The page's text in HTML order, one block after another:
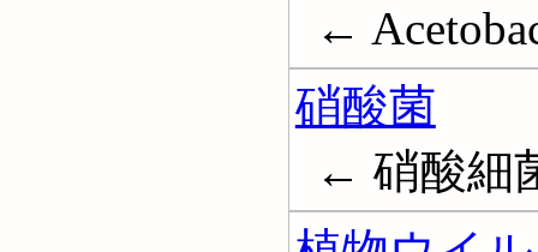
←
硝酸菌
← 硝酸細